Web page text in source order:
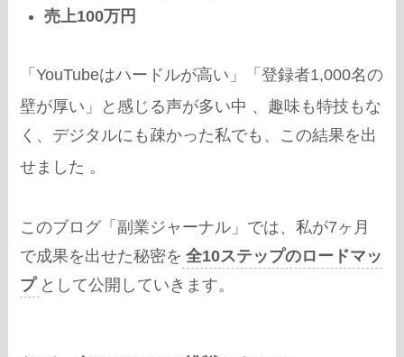
売上100万円
「YouTubeはハードルが高い」「登録者1,000名の
壁が厚い」と感じる声が多い中 、趣味も特技もな
く、デジタルにも疎かった私でも、この結果を出
せました 。
このブログ「副業ジャーナル」では、私が7ヶ月
で成果を出せた秘密を 全10ステップのロードマッ
プ として公開していきます。